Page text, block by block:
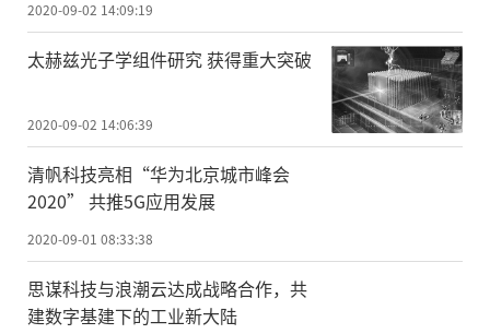
科技局三方将共同支持分中心整合粤桂两地
科技成果转移转化支撑服务资源。
“华转资源赋能+梧州本地化运作”的建
设模式，是华南技术转移中心地市分中心建
设模式的探索与创新尝试。目前，分中心已
完成初步建设，计划9月揭牌运营。依托华南
技术转移中心科技成果大数据平台及“华转
网”优势资源，通过建设分中心“线上科技
服务大厅”对接粤桂两地成果项目、企业创
2020-09-02 14:09:19
太赫兹光子学组件研究 获得重大突破
2020-09-02 14:06:39
清帆科技亮相“华为北京城市峰会
2020” 共推5G应用发展
2020-09-01 08:33:38
思谋科技与浪潮云达成战略合作，共
建数字基建下的工业新大陆